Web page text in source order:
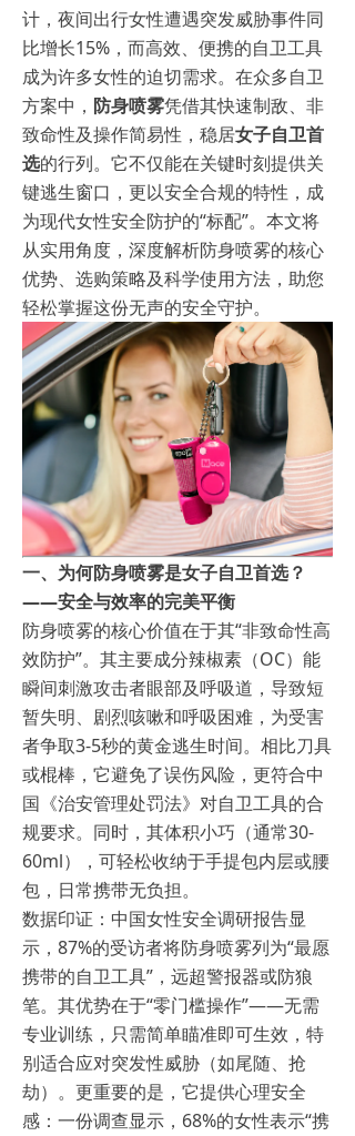
计，夜间出行女性遭遇突发威胁事件同
比增长15%，而高效、便携的自卫工具
成为许多女性的迫切需求。在众多自卫
方案中， 防身喷雾凭借其快速制敌、非
致命性及操作简易性，稳居女子自卫首
选的行列。它不仅能在关键时刻提供关
键逃生窗口，更以安全合规的特性，成
为现代女性安全防护的“标配”。本文将
从实用角度，深度解析防身喷雾的核心
优势、选购策略及科学使用方法，助您
轻松掌握这份无声的安全守护。
一、为何防身喷雾是女子自卫首选？
——安全与效率的完美平衡
防身喷雾的核心价值在于其“非致命性高
效防护”。其主要成分辣椒素（OC）能
瞬间刺激攻击者眼部及呼吸道，导致短
暂失明、剧烈咳嗽和呼吸困难，为受害
者争取3-5秒的黄金逃生时间。相比刀具
或棍棒，它避免了误伤风险，更符合中
国《治安管理处罚法》对自卫工具的合
规要求。同时，其体积小巧（通常30-
60ml），可轻松收纳于手提包内层或腰
包，日常携带无负担。
数据印证：中国女性安全调研报告显
示，87%的受访者将防身喷雾列为“最愿
携带的自卫工具”，远超警报器或防狼
笔。其优势在于“零门槛操作”——无需
专业训练，只需简单瞄准即可生效，特
别适合应对突发性威胁（如尾随、抢
劫）。更重要的是，它提供心理安全
感：一份调查显示，68%的女性表示“携